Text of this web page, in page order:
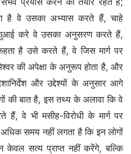
है वे उसका अभ्यास करते हैं, चाहे
करे वे उसका अनुसरण करते हैं,
है उसे करते हैं, वे जिस मार्ग पर
की अपेक्षा के अनुरूप होता है, और
और उद्देश्यों के अनुसार आगे
की बात है, इस तथ्य के अलावा कि वे
वे भी मसीह-विरोधी के मार्ग पर
समय नहीं लगता है कि इन लोगों
केवल सत्य प्राप्त नहीं करेंगे, बल्कि